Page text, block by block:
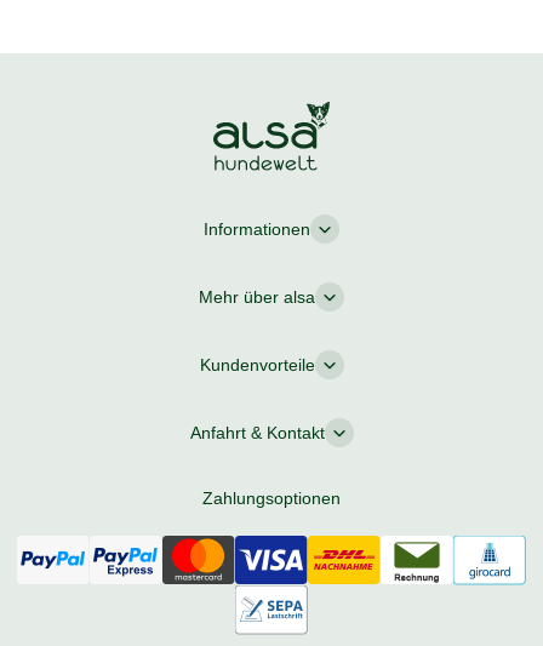
Informationen
Mehr über alsa
Kundenvorteile
Anfahrt & Kontakt
Zahlungsoptionen